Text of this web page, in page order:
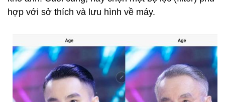
hợp với sở thích và lưu hình về máy.